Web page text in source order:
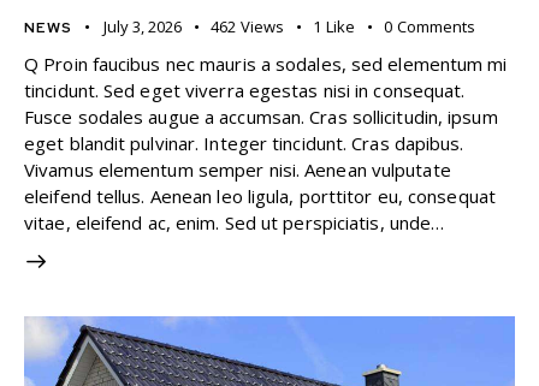
NEWS July 3, 2026 462 Views 1 Like 0 Comments
Q Proin faucibus nec mauris a sodales, sed elementum mi
tincidunt. Sed eget viverra egestas nisi in consequat.
Fusce sodales augue a accumsan. Cras sollicitudin, ipsum
eget blandit pulvinar. Integer tincidunt. Cras dapibus.
Vivamus elementum semper nisi. Aenean vulputate
eleifend tellus. Aenean leo ligula, porttitor eu, consequat
vitae, eleifend ac, enim. Sed ut perspiciatis, unde…